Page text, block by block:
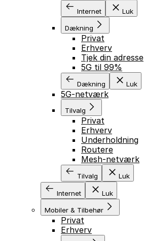
Internet Luk
Dækning
Privat
Erhverv
Tjek din adresse
5G til 99%
Dækning Luk
5G-netværk
Tilvalg
Privat
Erhverv
Underholdning
Routere
Mesh-netværk
Tilvalg Luk
Internet Luk
Mobiler & Tilbehør
Privat
Erhverv